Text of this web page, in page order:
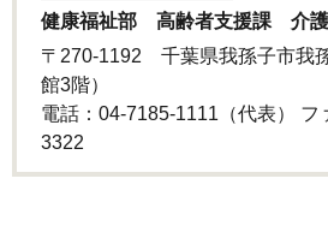
健康福祉部 高齢者支援課 介
〒270-1192 千葉県我孫子市我
館3階）
電話：04-7185-1111（代表） フ
3322